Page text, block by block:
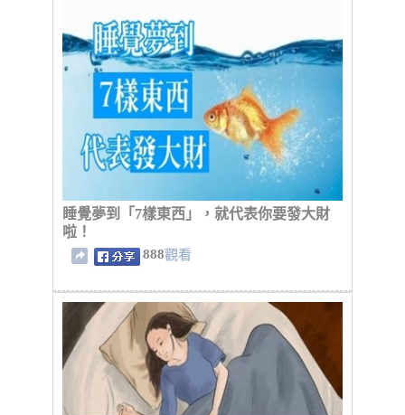
睡覺夢到「7樣東西」，就代表你要發大財
啦！
888觀看